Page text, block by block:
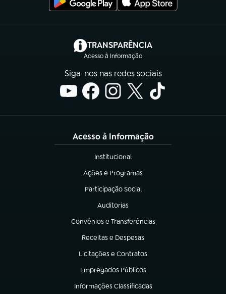
TRANSPARÊNCIA
Acesso à Informação
(abre em nova aba)
Siga-nos nas redes sociais
Acesso à Informação
Institucional
(abre em nova aba)
Ações e Programas
(abre em nova aba)
Participação Social
(abre em nova aba)
Auditorias
(abre em nova aba)
Convênios e Transferências
(abre em nova aba)
Receitas e Despesas
(abre em nova aba)
Licitações e Contratos
(abre em nova aba)
Empregados Públicos
(abre em nova aba)
Informações Classificadas
(abre em nova aba)